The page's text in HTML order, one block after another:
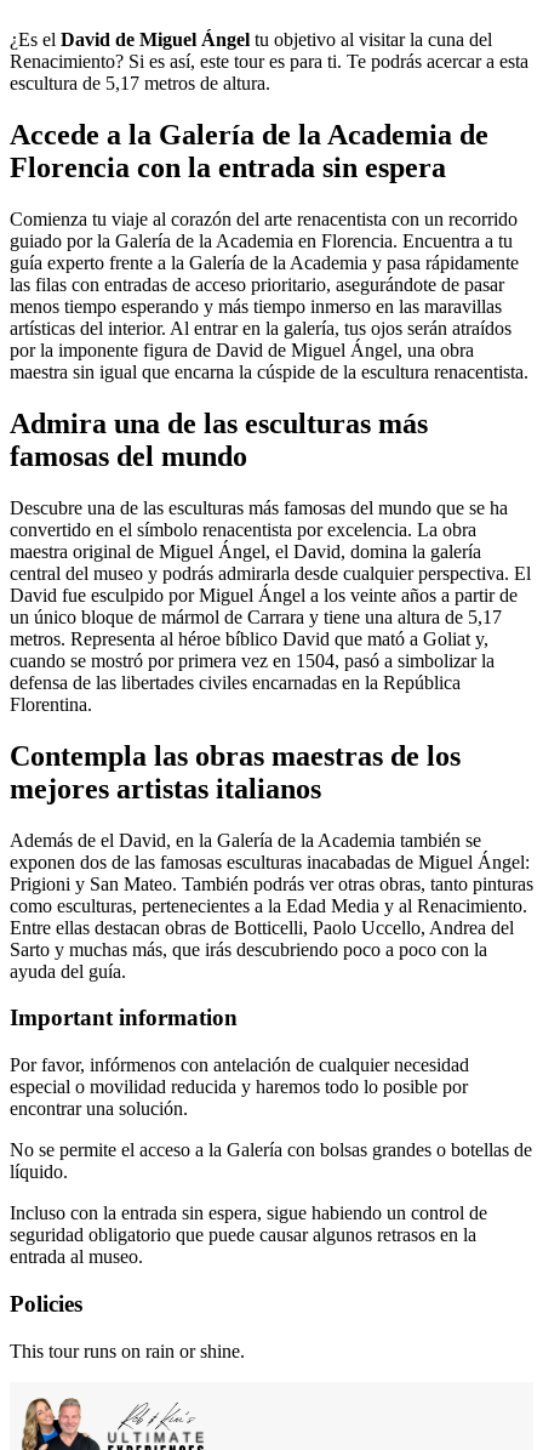
¿Es el David de Miguel Ángel tu objetivo al visitar la cuna del
Renacimiento? Si es así, este tour es para ti. Te podrás acercar a esta
escultura de 5,17 metros de altura.
Accede a la Galería de la Academia de
Florencia con la entrada sin espera
Comienza tu viaje al corazón del arte renacentista con un recorrido
guiado por la Galería de la Academia en Florencia. Encuentra a tu
guía experto frente a la Galería de la Academia y pasa rápidamente
las filas con entradas de acceso prioritario, asegurándote de pasar
menos tiempo esperando y más tiempo inmerso en las maravillas
artísticas del interior. Al entrar en la galería, tus ojos serán atraídos
por la imponente figura de David de Miguel Ángel, una obra
maestra sin igual que encarna la cúspide de la escultura renacentista.
Admira una de las esculturas más
famosas del mundo
Descubre una de las esculturas más famosas del mundo que se ha
convertido en el símbolo renacentista por excelencia. La obra
maestra original de Miguel Ángel, el David, domina la galería
central del museo y podrás admirarla desde cualquier perspectiva. El
David fue esculpido por Miguel Ángel a los veinte años a partir de
un único bloque de mármol de Carrara y tiene una altura de 5,17
metros. Representa al héroe bíblico David que mató a Goliat y,
cuando se mostró por primera vez en 1504, pasó a simbolizar la
defensa de las libertades civiles encarnadas en la República
Florentina.
Contempla las obras maestras de los
mejores artistas italianos
Además de el David, en la Galería de la Academia también se
exponen dos de las famosas esculturas inacabadas de Miguel Ángel:
Prigioni y San Mateo. También podrás ver otras obras, tanto pinturas
como esculturas, pertenecientes a la Edad Media y al Renacimiento.
Entre ellas destacan obras de Botticelli, Paolo Uccello, Andrea del
Sarto y muchas más, que irás descubriendo poco a poco con la
ayuda del guía.
Important information
Por favor, infórmenos con antelación de cualquier necesidad
especial o movilidad reducida y haremos todo lo posible por
encontrar una solución.
No se permite el acceso a la Galería con bolsas grandes o botellas de
líquido.
Incluso con la entrada sin espera, sigue habiendo un control de
seguridad obligatorio que puede causar algunos retrasos en la
entrada al museo.
Policies
This tour runs on rain or shine.